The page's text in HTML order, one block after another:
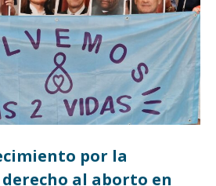
por la
al aborto en